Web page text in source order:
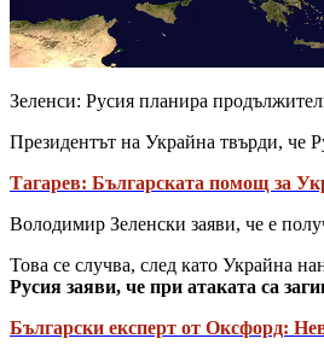
Зеленси: Русия планира
Президентът на Украйна твърди, че
Тагарев: Българската помощ за
Володимир Зеленски заяви, че е
Това се случва, след като Украйна
Русия заяви, че при атаката са
Български експерт от Оксфорд: